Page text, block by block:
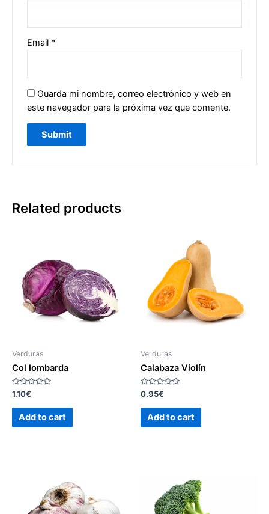
Email *
Guarda mi nombre, correo electrónico y web en
este navegador para la próxima vez que comente.
Related products
Verduras
Col lombarda
Rated
out
1.10€
Add to cart
Verduras
Calabaza Violín
Rated
0
out
0.95€
Add to cart